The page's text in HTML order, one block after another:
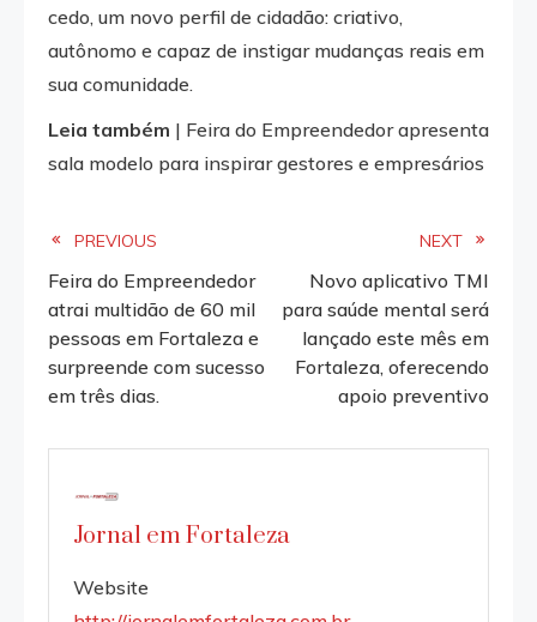
cedo, um novo perfil de cidadão: criativo,
autônomo e capaz de instigar mudanças reais em
sua comunidade.
Leia também | Feira do Empreendedor apresenta
sala modelo para inspirar gestores e empresários
Read
more
articles
PREVIOUS
Feira do Empreendedor
atrai multidão de 60 mil
pessoas em Fortaleza e
surpreende com sucesso
em três dias.
NEXT
Novo aplicativo TMI
para saúde mental será
lançado este mês em
Fortaleza, oferecendo
apoio preventivo
Jornal em Fortaleza
Website